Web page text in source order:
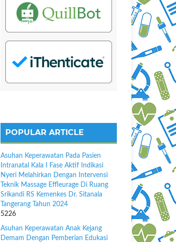
POPULAR ARTICLE
Asuhan Keperawatan Pada Pasien
Intranatal Kala I Fase Aktif Indikasi
Nyeri Melahirkan Dengan Intervensi
Teknik Massage Effleurage Di Ruang
Srikandi RS Kemenkes Dr. Sitanala
Tangerang Tahun 2024
5226
Asuhan Keperawatan Anak Kejang
Demam Dengan Pemberian Edukasi